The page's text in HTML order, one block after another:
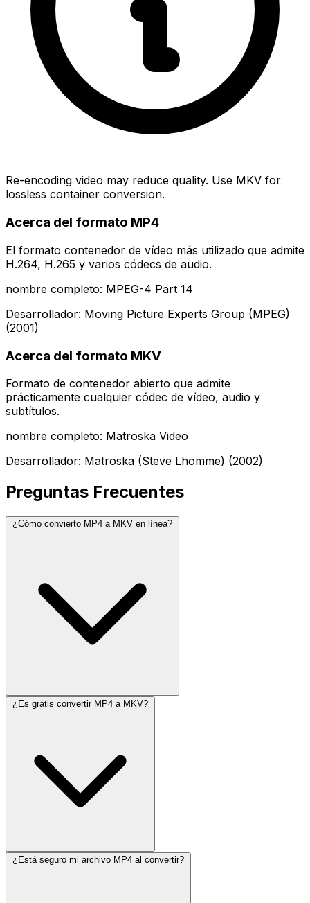
Re-encoding video may reduce quality. Use MKV for
lossless container conversion.
Acerca del formato MP4
El formato contenedor de vídeo más utilizado que admite
H.264, H.265 y varios códecs de audio.
nombre completo: MPEG-4 Part 14
Desarrollador: Moving Picture Experts Group (MPEG)
(2001)
Acerca del formato MKV
Formato de contenedor abierto que admite
prácticamente cualquier códec de vídeo, audio y
subtítulos.
nombre completo: Matroska Video
Desarrollador: Matroska (Steve Lhomme) (2002)
Preguntas Frecuentes
¿Cómo convierto MP4 a MKV en línea?
¿Es gratis convertir MP4 a MKV?
¿Está seguro mi archivo MP4 al convertir?